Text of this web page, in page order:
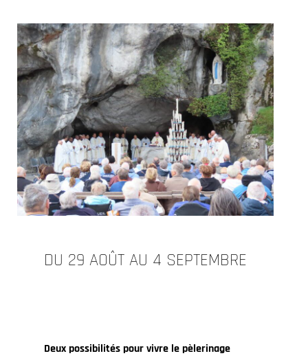
DU 29 AOÛT AU 4 SEPTEMBRE
Deux possibilités pour vivre le pèlerinage